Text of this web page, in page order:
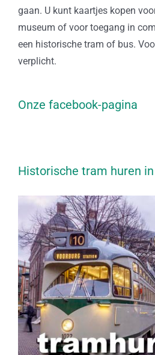
gaan. U kunt kaartjes kopen
museum of voor toegang in
een historische tram of bus.
verplicht.
Onze facebook-pagina
Historische tram huren